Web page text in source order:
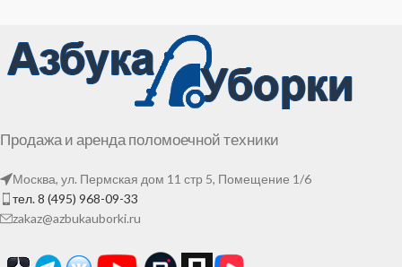
Продажа и аренда поломоечной техники
Москва, ул. Пермская дом 11 стр 5, Помещение 1/6
тел. 8 (495) 968-09-33
zakaz@azbukauborki.ru